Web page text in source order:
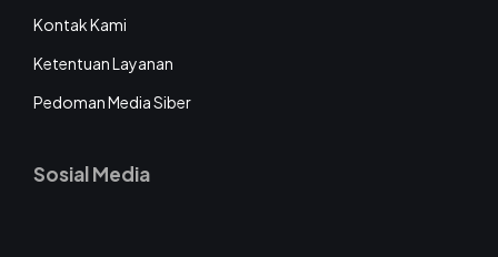
Kontak Kami
Ketentuan Layanan
Pedoman Media Siber
Sosial Media